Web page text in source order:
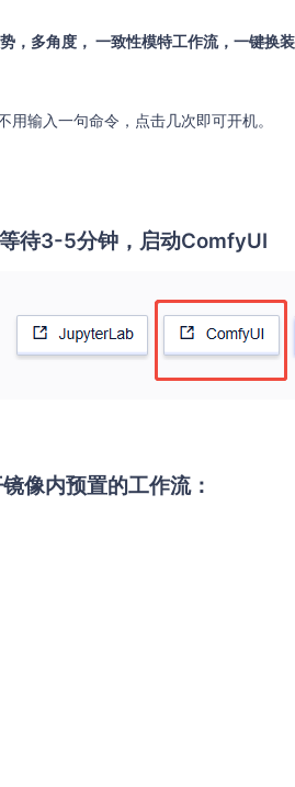
，多角度， 一致性模特工作流，一键换
用输入一句命令，点击几次即可开机。
待3-5分钟，启动ComfyUI
像内预置的工作流：